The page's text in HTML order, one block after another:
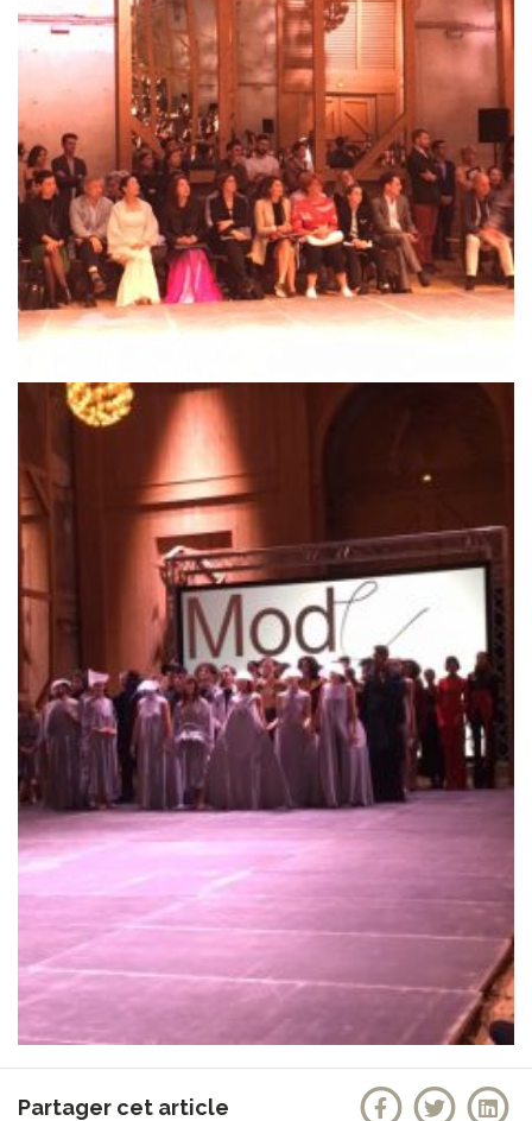
Partager cet article